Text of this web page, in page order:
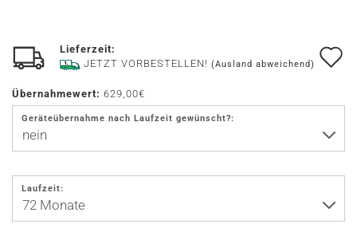
Lieferzeit:
JETZT VORBESTELLEN! (Ausland abweichend)
Übernahmewert: 629,00€
Geräteübernahme nach Laufzeit gewünscht?:
Laufzeit: